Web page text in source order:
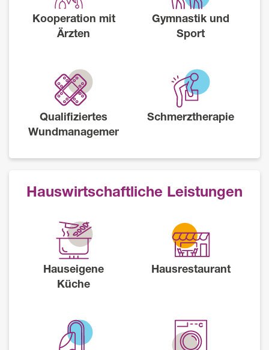
Kooperation mit
Ärzten
Gymnastik und
Sport
Qualifiziertes
Wundmanagement
Schmerztherapie
Hauswirtschaftliche Leistungen
Hauseigene
Küche
Hausrestaurant